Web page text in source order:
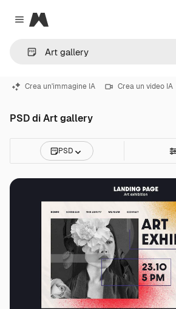
Close menu
Magnific
Crea un'immagine IA Crea un video IA
PSD di Art gallery
PSD